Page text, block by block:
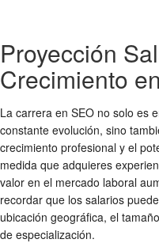
Proyección
Crecimiento
La carrera en SEO no solo es
constante evolución, sino
crecimiento profesional y el
medida que adquieres
valor en el mercado laboral
recordar que los salarios
ubicación geográfica, el
de especialización.